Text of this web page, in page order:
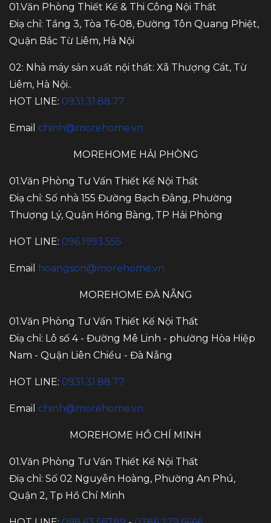
01.Văn Phòng Thiết Kế & Thi Công Nội Thất
Điạ chỉ: Tầng 3, Tòa T6-08, Đường Tôn Quang Phiệt,
Quận Bắc Từ Liêm, Hà Nội
02: Nhà máy sản xuất nội thất: Xã Thượng Cát, Từ
Liêm, Hà Nội..
HOT LINE: 0931.31.88.77
Email chinh@morehome.vn
MOREHOME HẢI PHÒNG
01.Văn Phòng Tư Vấn Thiết Kế Nội Thất
Điạ chỉ: Số nhà 155 Đường Bạch Đằng, Phường
Thượng Lý, Quận Hồng Bàng, TP Hải Phòng
HOT LINE: 096.1993.555
Email hoangson@morehome.vn
MOREHOME ĐÀ NẴNG
01.Văn Phòng Tư Vấn Thiết Kế Nội Thất
Điạ chỉ: Lô số 4 - Đường Mê Linh - phường Hòa Hiệp
Nam - Quận Liên Chiểu - Đà Nẵng
HOT LINE: 0931.31.88.77
Email chinh@morehome.vn
MOREHOME HỒ CHÍ MINH
01.Văn Phòng Tư Vấn Thiết Kế Nội Thất
Điạ chỉ: Số 02 Nguyễn Hoàng, Phường An Phú,
Quận 2, Tp Hồ Chí Minh